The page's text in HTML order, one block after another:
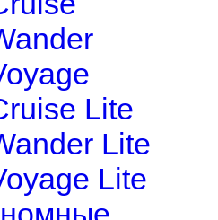
Lite
Lite
Lite